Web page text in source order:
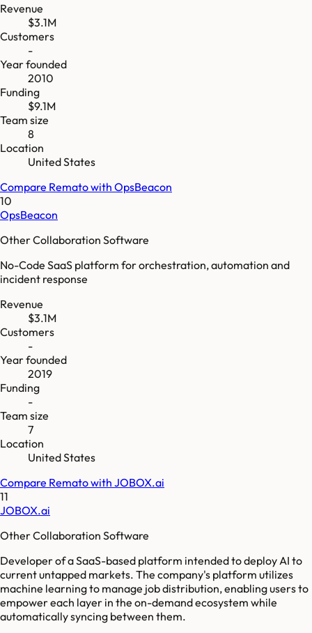
Revenue
$3.1M
Customers
-
Year founded
2010
Funding
$9.1M
Team size
8
Location
United States
Compare Rematowith OpsBeacon
10
OpsBeacon
Other Collaboration Software
No-Code SaaS platform for orchestration, automation and
incident response
Revenue
$3.1M
Customers
-
Year founded
2019
Funding
-
Team size
7
Location
United States
Compare Rematowith JOBOX.ai
11
JOBOX.ai
Other Collaboration Software
Developer of a SaaS-based platform intended to deploy AI to
current untapped markets. The company's platform utilizes
machine learning to manage job distribution, enabling users to
empower each layer in the on-demand ecosystem while
automatically syncing between them.